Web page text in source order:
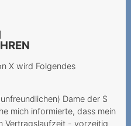
X wird Folgendes
Dame der S
mich informierte, dass mein
Vertragslaufzeit - vorzeitig
über
beim
volé
Roaming